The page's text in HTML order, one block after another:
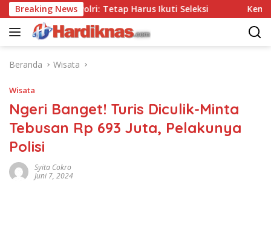
Langsung
ke
konten
Breaking News
Tes, Polri: Tetap Harus Ikuti Seleksi Kemenpar
Beranda Wisata
Wisata
Ngeri Banget! Turis Diculik-Minta
Tebusan Rp 693 Juta, Pelakunya
Polisi
Syita Cokro
Juni 7, 2024